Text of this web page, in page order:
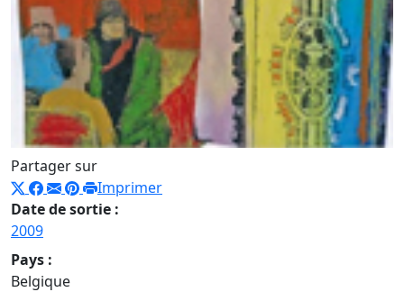
Partager sur
Imprimer
Date de sortie :
2009
Pays :
Belgique